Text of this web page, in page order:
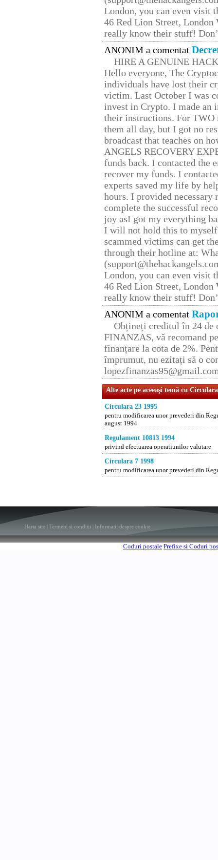
London, you can even visit
46 Red Lion Street, London
really know their stuff!
ANONIM a comentat
HIRE A GENUINE
Hello everyone, The
individuals have lost their
victim. Last October I was
invest in Crypto. I made
their instructions. For TWO
them all day, but I got no
broadcast that teaches on
ANGELS RECOVERY
funds back. I contacted the
recover my funds. I
experts saved my life by
hours. I provided
complete the successful
joy asI got my everything
I will not hold this to
scammed victims can get
through their hotline at:
London, you can even visit
46 Red Lion Street, London
really know their stuff!
ANONIM a comentat
Obțineți creditul în 24 de
FINANZAS, vă recomand
finanțare la cota de 2%.
împrumut, nu ezitați să o
Alte acte pe aceeaşi temă cu
Circulara 23 1995
pentru modificarea unor prevederi din
august 1994
Regulament 10813 1994
privind efectuarea operatiunilor valutare
Circulara 7 1998
pentru modificarea unor prevederi din
Harta site Termeni si conditii Informatii despre cookie
Coduri postale Prefixe si Coduri